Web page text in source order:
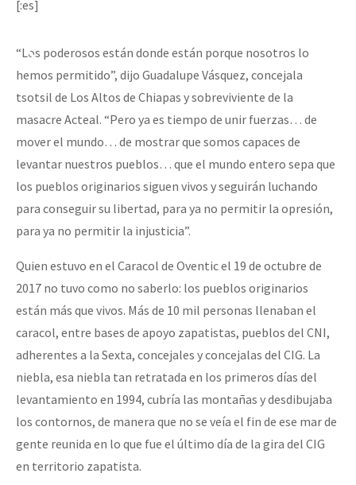
[:es]
“Los poderosos están donde están porque nosotros lo
hemos permitido”, dijo Guadalupe Vásquez, concejala
tsotsil de Los Altos de Chiapas y sobreviviente de la
masacre Acteal. “Pero ya es tiempo de unir fuerzas… de
mover el mundo… de mostrar que somos capaces de
levantar nuestros pueblos… que el mundo entero sepa que
los pueblos originarios siguen vivos y seguirán luchando
para conseguir su libertad, para ya no permitir la opresión,
para ya no permitir la injusticia”.
Quien estuvo en el Caracol de Oventic el 19 de octubre de
2017 no tuvo como no saberlo: los pueblos originarios
están más que vivos. Más de 10 mil personas llenaban el
caracol, entre bases de apoyo zapatistas, pueblos del CNI,
adherentes a la Sexta, concejales y concejalas del CIG. La
niebla, esa niebla tan retratada en los primeros días del
levantamiento en 1994, cubría las montañas y desdibujaba
los contornos, de manera que no se veía el fin de ese mar de
gente reunida en lo que fue el último día de la gira del CIG
en territorio zapatista.